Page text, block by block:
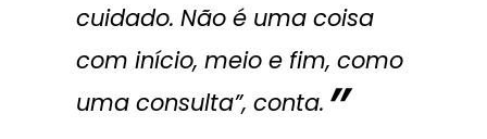
cuidado. Não é uma coisa
com início, meio e fim, como
uma consulta”, conta.